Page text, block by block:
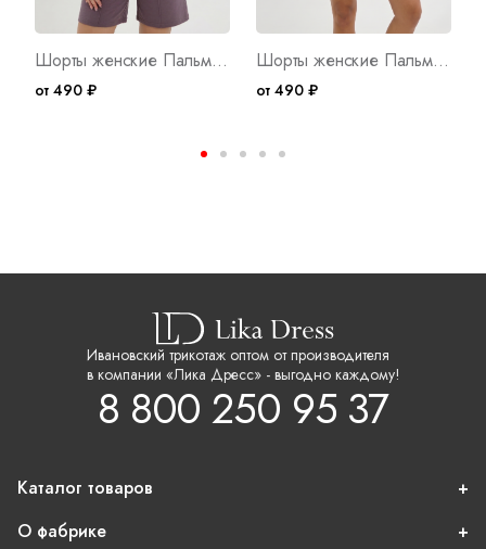
Шорты женские Пальмира Арт. 10662
от 490 ₽
Шорты женские Пальмира С Арт. 10668
от 490 ₽
Ивановский трикотаж оптом от производителя
в компании «Лика Дресс» - выгодно каждому!
8 800 250 95 37
Каталог товаров
О фабрике